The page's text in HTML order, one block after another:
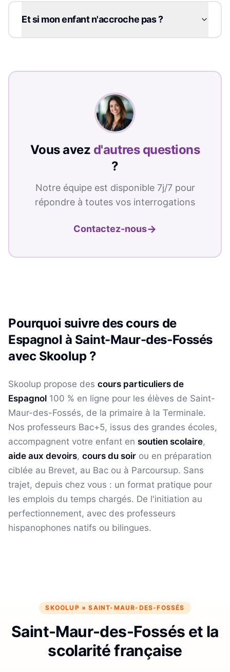
Et si mon enfant n'accroche pas ?
Vous avez d'autres questions
?
Notre équipe est disponible 7j/7 pour
répondre à toutes vos interrogations
Contactez-nous→
Pourquoi suivre des cours de
Espagnol à Saint-Maur-des-Fossés
avec Skoolup ?
Skoolup propose des cours particuliers de
Espagnol 100 % en ligne pour les élèves de Saint-
Maur-des-Fossés, de la primaire à la Terminale.
Nos professeurs Bac+5, issus des grandes écoles,
accompagnent votre enfant en soutien scolaire,
aide aux devoirs, cours du soir ou en préparation
ciblée au Brevet, au Bac ou à Parcoursup. Sans
trajet, depuis chez vous : un format pratique pour
les emplois du temps chargés. De l'initiation au
perfectionnement, avec des professeurs
hispanophones natifs ou bilingues.
SKOOLUP ×SAINT-MAUR-DES-FOSSÉS
Saint-Maur-des-Fossés et la
scolarité française